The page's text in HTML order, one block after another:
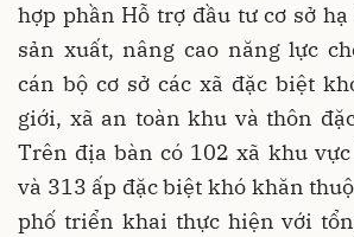
hợp phần Hỗ trợ đầu tư cơ sở
sản xuất, nâng cao năng lực
cán bộ cơ sở các xã đặc biệt
giới, xã an toàn khu và thôn
Trên địa bàn có 102 xã khu
và 313 ấp đặc biệt khó khăn
phố triển khai thực hiện với